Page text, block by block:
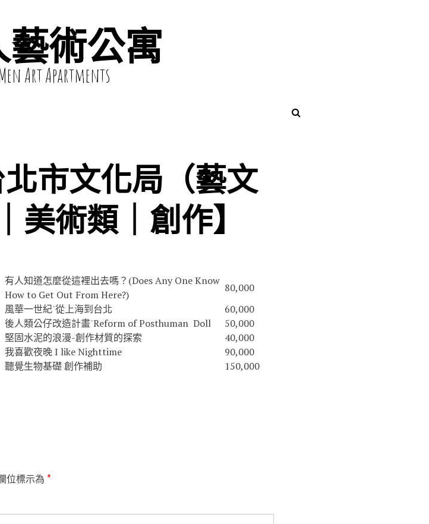
藝術公寓
Art Apartments
北市文化局（藝文
美術類｜創作】
有人知道怎麼從這裡出去嗎？(Does Any One Know
How to Get Out From Here?)
80,000
風華一世紀˙從上海到台北
60,000
後人類公仔改造計畫˙Reform of Posthuman Doll
50,000
堅固水泥的浪漫-創作材質的探索
40,000
我喜歡夜晚 I like Nighttime
90,000
聽覺生物基礎 創作補助 150,000
位標示為 *